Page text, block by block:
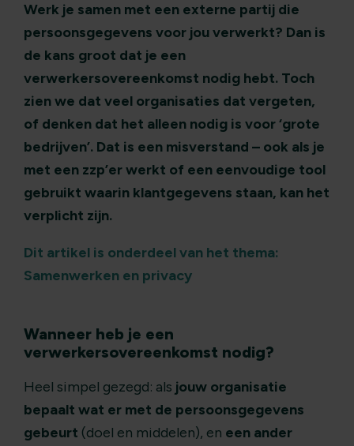
Werk je samen met een externe partij die
persoonsgegevens voor jou verwerkt? Dan is
de kans groot dat je een
verwerkersovereenkomst nodig hebt. Toch
zien we dat veel organisaties dat vergeten,
of denken dat het alleen nodig is voor ‘grote
bedrijven’. Dat is een misverstand – ook als je
met een zzp’er werkt of een eenvoudige tool
gebruikt waarin klantgegevens staan, kan het
verplicht zijn.
Dit artikel is onderdeel van het thema:
Samenwerken en privacy
Wanneer heb je een
verwerkersovereenkomst nodig?
Heel simpel gezegd: als jouw organisatie
bepaalt wat er met de persoonsgegevens
gebeurt (doel en middelen), en een ander